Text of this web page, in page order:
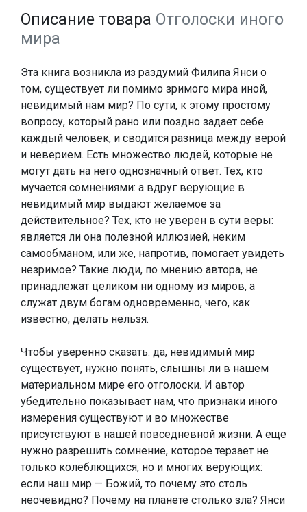
Описание товара Отголоски иного
мира
Эта книга возникла из раздумий Филипа Янси о
том, существует ли помимо зримого мира иной,
невидимый нам мир? По сути, к этому простому
вопросу, который рано или поздно задает себе
каждый человек, и сводится разница между верой
и неверием. Есть множество людей, которые не
могут дать на него однозначный ответ. Тех, кто
мучается сомнениями: а вдруг верующие в
невидимый мир выдают желаемое за
действительное? Тех, кто не уверен в сути веры:
является ли она полезной иллюзией, неким
самообманом, или же, напротив, помогает увидеть
незримое? Такие люди, по мнению автора, не
принадлежат целиком ни одному из миров, а
служат двум богам одновременно, чего, как
известно, делать нельзя.
Чтобы уверенно сказать: да, невидимый мир
существует, нужно понять, слышны ли в нашем
материальном мире его отголоски. И автор
убедительно показывает нам, что признаки иного
измерения существуют и во множестве
присутствуют в нашей повседневной жизни. А еще
нужно разрешить сомнение, которое терзает не
только колеблющихся, но и многих верующих:
если наш мир — Божий, то почему это столь
неочевидно? Почему на планете столько зла? Янси